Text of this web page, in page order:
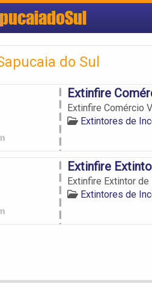
do Sul
Extinfire
Extinfire Comércio
Extintores de
Extinfire
Extinfire Extintor de
Extintores de